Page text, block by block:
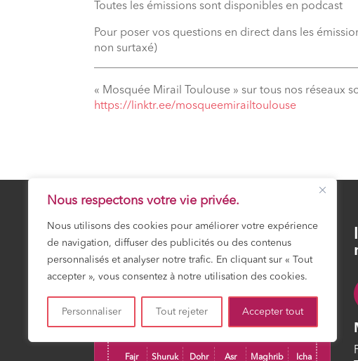
Nous respectons votre vie privée.
Nous utilisons des cookies pour améliorer votre expérience
de navigation, diffuser des publicités ou des contenus
personnalisés et analyser notre trafic. En cliquant sur « Tout
accepter », vous consentez à notre utilisation des cookies.
Personnaliser Tout rejeter Accepter tout
Toutes les émissions sont disponibles en podcast
Pour poser vos questions en direct dans les
non surtaxé)
« Mosquée Mirail Toulouse » sur tous nos réseaux
⁠https://linktr.ee/mosqueemirailtoulouse
25 Safar 1448 SAMEDI 8 AOÛT 2026
Prochaine prière :Maghrib
19:13
Fajr Shuruk Dohr Asr Maghrib Icha